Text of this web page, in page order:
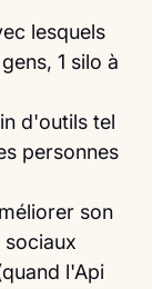
lesquels
1 silo à
d'outils tel
personnes
son
l'Api